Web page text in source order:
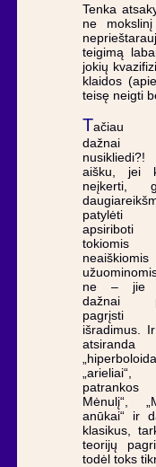
Tenka
ne
teigimą
jokių
klaidos
teisę neigti
Tačiau
aišku, jei
neįkerti,
patylėti
apsiriboti
neaiškiomis
ne – jie
dažnai
pagrįsti
išradimus.
atsiranda
Mėnulį“,
anūkai“ ir
klasikus,
teorijų
todėl toks